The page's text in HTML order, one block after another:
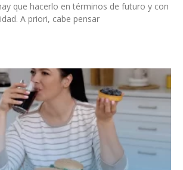
que hacerlo en términos de futuro y con
A priori, cabe pensar